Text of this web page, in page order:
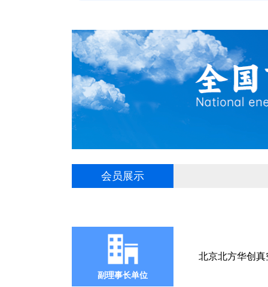
会员展示
副理事长单位
北京北方华创